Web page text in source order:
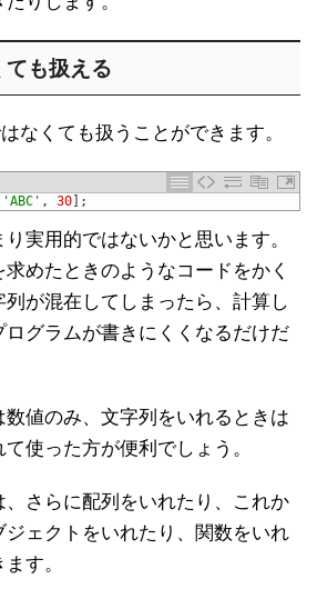
ても扱える
なくても扱うことができます。
'ABC' , 30 ;
実用的ではないかと思います。
めたときのようなコードをかく
が混在してしまったら、計算し
ログラムが書きにくくなるだけだ
値のみ、文字列をいれるときは
使った方が便利でしょう。
、さらに配列をいれたり、これか
ジェクトをいれたり、関数をいれ
す。